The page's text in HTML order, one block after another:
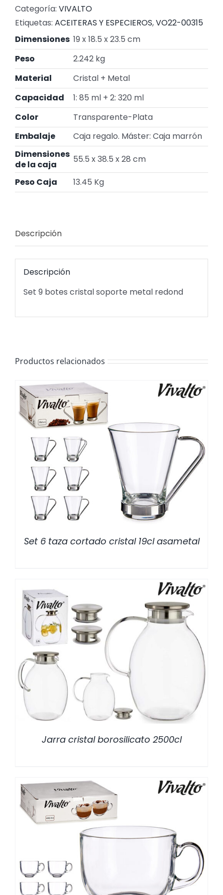
Categoría: VIVALTO
Etiquetas: ACEITERAS Y ESPECIEROS,VO22-00315
Dimensiones 19 x 18.5 x 23.5 cm
Peso
2.242 kg
Material
Cristal + Metal
Capacidad
1: 85 ml + 2: 320 ml
Color
Transparente-Plata
Embalaje
Caja regalo. Máster: Caja marrón
Dimensiones
de la caja
55.5 x 38.5 x 28 cm
Peso Caja
13.45 Kg
Descripción
Descripción
Set 9 botes cristal soporte metal redond
Productos relacionados
DETALLES
Set 6 taza cortado cristal 19cl asametal
/ DETALLES
Jarra cristal borosilicato 2500cl